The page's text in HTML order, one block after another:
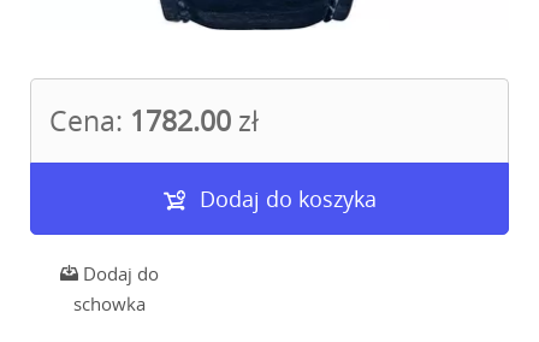
Cena: 1782.00 zł
Dodaj do koszyka
Dodaj do
schowka